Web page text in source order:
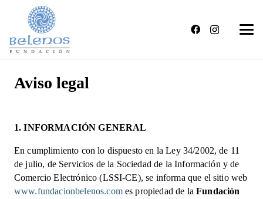
Aviso legal
1. INFORMACIÓN GENERAL
En cumplimiento con lo dispuesto en la Ley 34/2002, de 11
de julio, de Servicios de la Sociedad de la Información y de
Comercio Electrónico (LSSI-CE), se informa que el sitio web
www.fundacionbelenos.comes propiedad de laFundación